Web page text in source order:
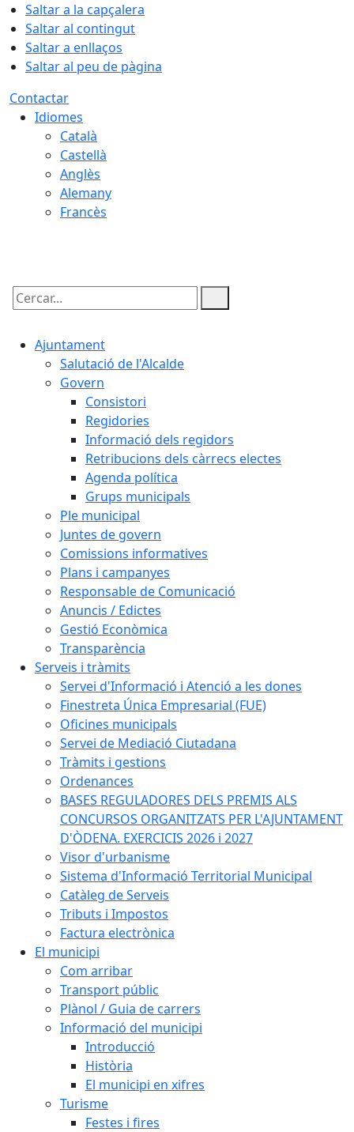
Saltar a la capçalera
Saltar al contingut
Saltar a enllaços
Saltar al peu de pàgina
Contactar
Idiomes
Català
Castellà
Anglès
Alemany
Francès
Cercar:
Ajuntament
Salutació de l'Alcalde
Govern
Consistori
Regidories
Informació dels regidors
Retribucions dels càrrecs electes
Agenda política
Grups municipals
Ple municipal
Juntes de govern
Comissions informatives
Plans i campanyes
Responsable de Comunicació
Anuncis / Edictes
Gestió Econòmica
Transparència
Serveis i tràmits
Servei d'Informació i Atenció a les dones
Finestreta Única Empresarial (FUE)
Oficines municipals
Servei de Mediació Ciutadana
Tràmits i gestions
Ordenances
BASES REGULADORES DELS PREMIS ALS
CONCURSOS ORGANITZATS PER L'AJUNTAMENT
D'ÒDENA. EXERCICIS 2026 i 2027
Visor d'urbanisme
Sistema d'Informació Territorial Municipal
Catàleg de Serveis
Tributs i Impostos
Factura electrònica
El municipi
Com arribar
Transport públic
Plànol / Guia de carrers
Informació del municipi
Introducció
Història
El municipi en xifres
Turisme
Festes i fires